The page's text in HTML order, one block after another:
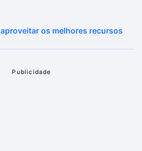
os melhores recursos